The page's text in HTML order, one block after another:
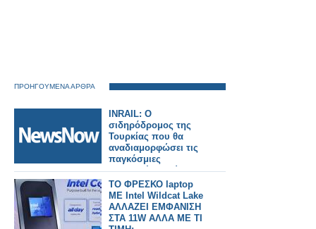
ΠΡΟΗΓΟΥΜΕΝΑ ΑΡΘΡΑ
INRAIL: Ο
σιδηρόδρομος της
Τουρκίας που θα
αναδιαμορφώσει τις
παγκόσμιες
εμπορικές οδούς.
TO ΦΡΕΣΚΟ laptop
ΜΕ Intel Wildcat Lake
ΑΛΛΑΖΕΙ ΕΜΦΑΝΙΣΗ
ΣΤΑ 11W ΑΛΛΑ ΜΕ ΤΙ